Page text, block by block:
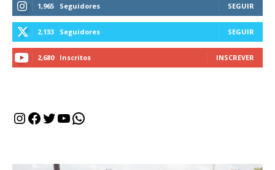
1,965 Seguidores SEGUIR
2,133 Seguidores SEGUIR
2,680 Inscritos INSCREVER
Instagram
Facebook
Twitter
Youtube
WhatsApp